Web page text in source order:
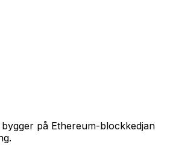
på Ethereum-blockkedjan